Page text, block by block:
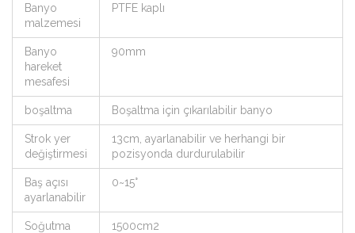
Banyo
malzemesi
PTFE kaplı
Banyo
hareket
mesafesi
90mm
boşaltma Boşaltma için çıkarılabilir banyo
Strok yer
değiştirmesi
13cm, ayarlanabilir ve herhangi bir
pozisyonda durdurulabilir
Baş açısı
ayarlanabilir
0~15°
Soğutma
1500cm2